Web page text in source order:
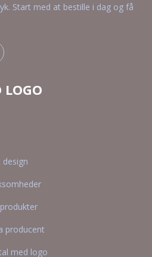
Start med at bestille i dag og få
LOGO
producent
med logo